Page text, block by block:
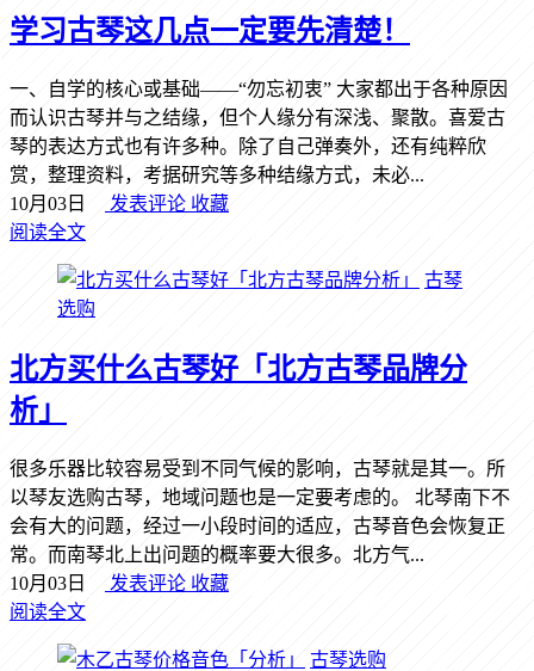
学习古琴这几点一定要先清楚！
一、自学的核心或基础——“勿忘初衷” 大家都出于各种原因
而认识古琴并与之结缘，但个人缘分有深浅、聚散。喜爱古
琴的表达方式也有许多种。除了自己弹奏外，还有纯粹欣
赏，整理资料，考据研究等多种结缘方式，未必...
10月03日
发表评论 收藏
阅读全文
古琴
选购
北方买什么古琴好「北方古琴品牌分
析」
很多乐器比较容易受到不同气候的影响，古琴就是其一。所
以琴友选购古琴，地域问题也是一定要考虑的。 北琴南下不
会有大的问题，经过一小段时间的适应，古琴音色会恢复正
常。而南琴北上出问题的概率要大很多。北方气...
10月03日
发表评论 收藏
阅读全文
古琴选购